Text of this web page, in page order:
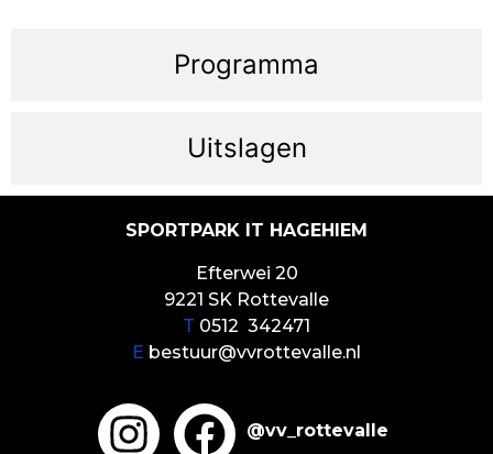
Programma
Uitslagen
SPORTPARK IT HAGEHIEM
Efterwei 20
9221 SK Rottevalle
T 0512 342471
E bestuur@vvrottevalle.nl
@vv_rottevalle